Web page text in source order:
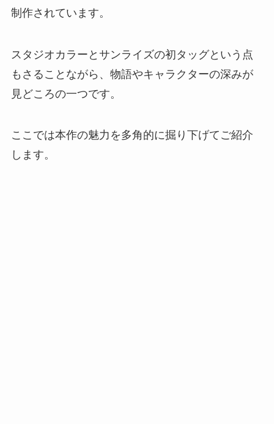
制作されています。
スタジオカラーとサンライズの初タッグという点
もさることながら、物語やキャラクターの深みが
見どころの一つです。
ここでは本作の魅力を多角的に掘り下げてご紹介
します。